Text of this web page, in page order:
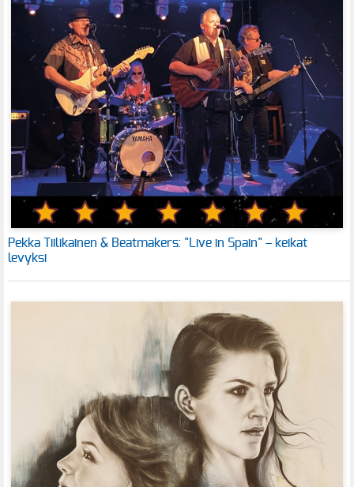
Pekka Tiilikainen & Beatmakers: "Live in Spain" – keikat
levyksi